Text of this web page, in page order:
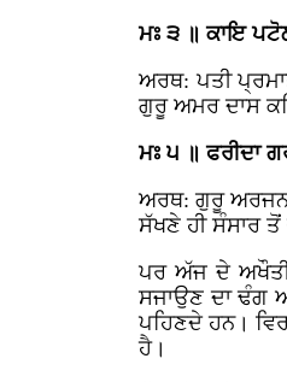
ਮਃ ੩ ॥ ਕਾਇ
ਅਰਥ: ਪਤੀ
ਗੁਰੂ ਅਮਰ ਦਾਸ
ਮਃ ੫ ॥ ਫਰੀਦਾ
ਅਰਥ: ਗੁਰੂ ਅਰਜਨ
ਸੱਖਣੇ ਹੀ ਸੰਸਾਰ
ਪਰ ਅੱਜ ਦੇ
ਸਜਾਉਣ ਦਾ ਢੰਗ
ਪਹਿਣਦੇ ਹਨ।
ਹੈ।